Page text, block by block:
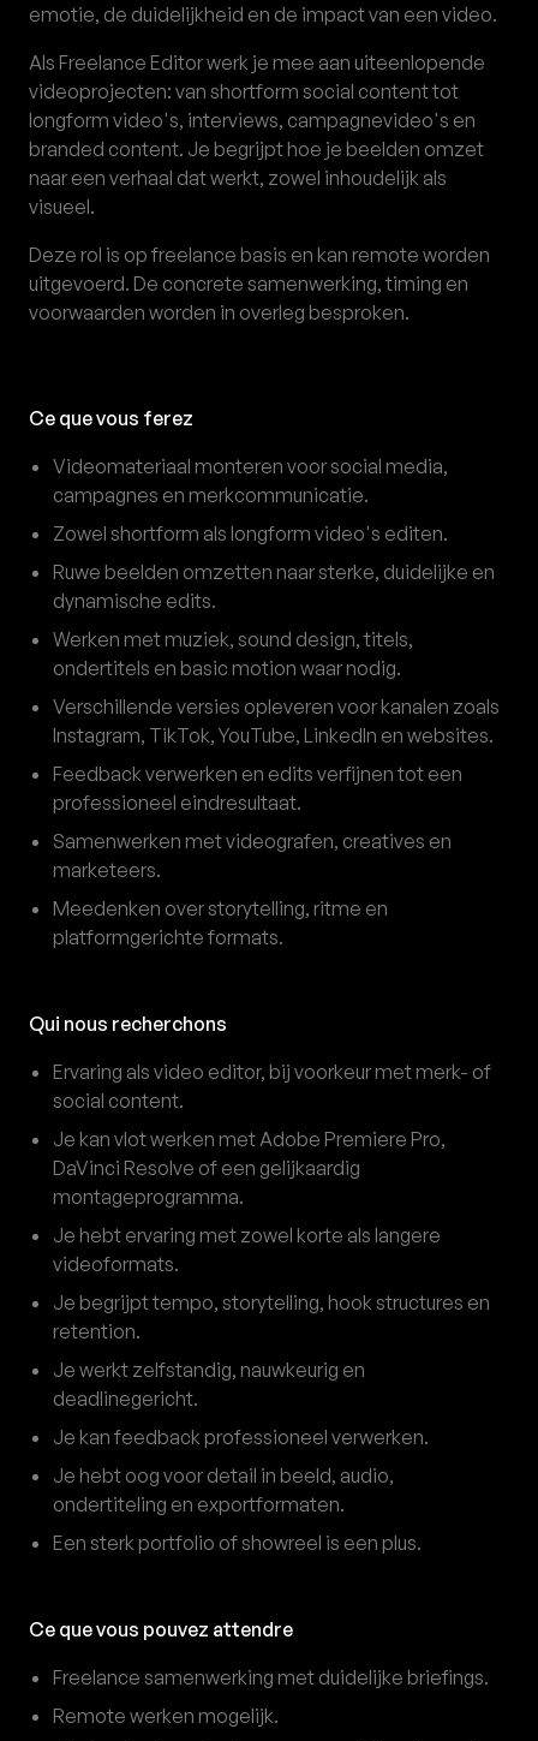
emotie, de duidelijkheid en de impact van een video.
Als Freelance Editor werk je mee aan uiteenlopende
videoprojecten: van shortform social content tot
longform video's, interviews, campagnevideo's en
branded content. Je begrijpt hoe je beelden omzet
naar een verhaal dat werkt, zowel inhoudelijk als
visueel.
Deze rol is op freelance basis en kan remote worden
uitgevoerd. De concrete samenwerking, timing en
voorwaarden worden in overleg besproken.
Ce que vous ferez
Videomateriaal monteren voor social media,
campagnes en merkcommunicatie.
Zowel shortform als longform video's editen.
Ruwe beelden omzetten naar sterke, duidelijke en
dynamische edits.
Werken met muziek, sound design, titels,
ondertitels en basic motion waar nodig.
Verschillende versies opleveren voor kanalen zoals
Instagram, TikTok, YouTube, LinkedIn en websites.
Feedback verwerken en edits verfijnen tot een
professioneel eindresultaat.
Samenwerken met videografen, creatives en
marketeers.
Meedenken over storytelling, ritme en
platformgerichte formats.
Qui nous recherchons
Ervaring als video editor, bij voorkeur met merk- of
social content.
Je kan vlot werken met Adobe Premiere Pro,
DaVinci Resolve of een gelijkaardig
montageprogramma.
Je hebt ervaring met zowel korte als langere
videoformats.
Je begrijpt tempo, storytelling, hook structures en
retention.
Je werkt zelfstandig, nauwkeurig en
deadlinegericht.
Je kan feedback professioneel verwerken.
Je hebt oog voor detail in beeld, audio,
ondertiteling en exportformaten.
Een sterk portfolio of showreel is een plus.
Ce que vous pouvez attendre
Freelance samenwerking met duidelijke briefings.
Remote werken mogelijk.